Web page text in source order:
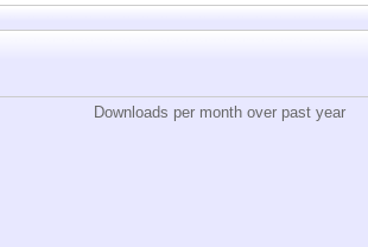
Downloads per month over past year